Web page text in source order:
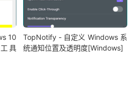
10
具
TopNotify - 自定义 Windows 系
统通知位置及透明度[Windows]